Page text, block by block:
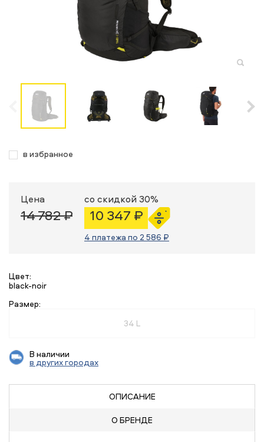
в избранное
Цена
14 782 ₽
со скидкой 30%
10 347 ₽
4 платежа по 2 586 ₽
Цвет:
black-noir
Размер:
34 L
В наличии
в других городах
ОПИСАНИЕ
О БРЕНДЕ